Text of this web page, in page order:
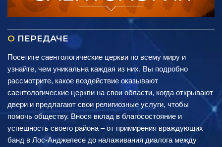
О ПЕРЕДАЧЕ
Посетите саентологические церкви по всему миру и
узнайте, чем уникальна каждая из них. Вы подробно
рассмотрите, какое воздействие оказывают
саентологические церкви на свои области, когда открывают
двери и предлагают свои религиозные услуги, чтобы
помочь обществу. Внося вклад в благосостояние и
успешность своего района – от примирения враждующих
банд в Лос-Анджелесе до налаживания диалога между